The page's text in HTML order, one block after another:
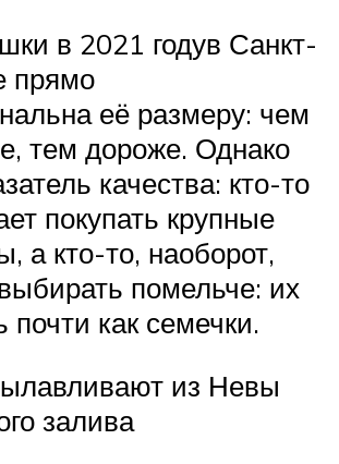
в 2021 годув Санкт-
прямо
её размеру: чем
тем дороже. Однако
качества: кто-то
покупать крупные
а кто-то, наоборот,
помельче: их
почти как семечки.
из Невы
залива